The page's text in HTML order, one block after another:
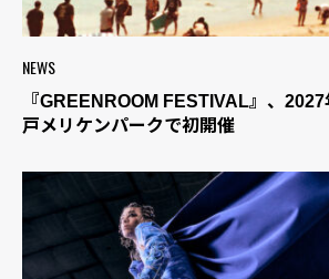
NEWS
『GREENROOM FESTIVAL』、
戸メリケンパークで初開催